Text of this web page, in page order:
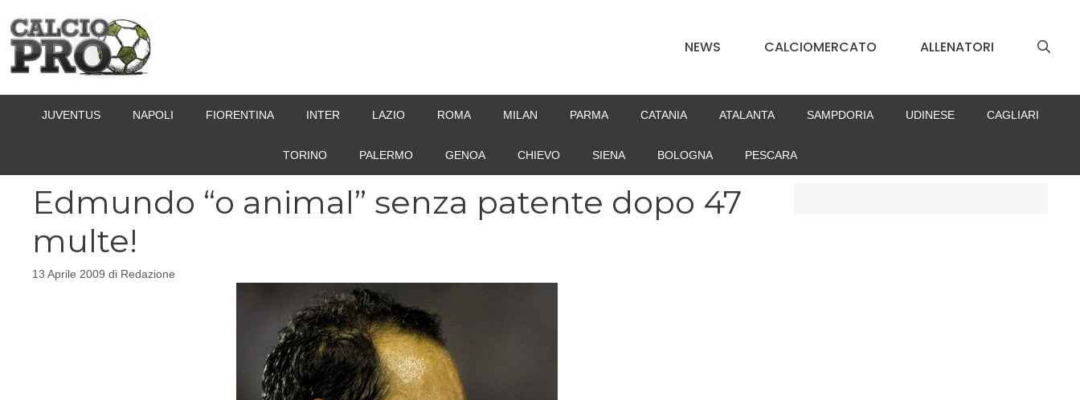
contenuto
NEWS CALCIOMERCATO ALLENATORI
JUVENTUS NAPOLI FIORENTINA INTER LAZIO ROMA MILAN PARMA CATANIA ATALANTA SAMPDORIA UDINESE CAGLIARI
TORINO PALERMO GENOA CHIEVO SIENA BOLOGNA PESCARA
Edmundo “o animal” senza patente dopo 47
multe!
13 Aprile 2009 di Redazione